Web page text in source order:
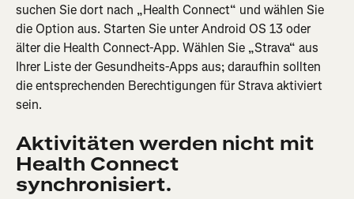
suchen Sie dort nach „Health Connect“ und wählen Sie
die Option aus. Starten Sie unter Android OS 13 oder
älter die Health Connect-App. Wählen Sie „Strava“ aus
Ihrer Liste der Gesundheits-Apps aus; daraufhin sollten
die entsprechenden Berechtigungen für Strava aktiviert
sein.
Aktivitäten werden nicht mit
Health Connect
synchronisiert.